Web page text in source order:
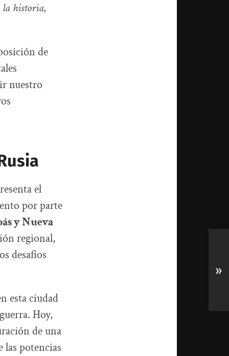
la historia,
de
nuestro
el
por parte
y Nueva
regional,
desafíos
esta ciudad
Hoy,
de una
potencias
»